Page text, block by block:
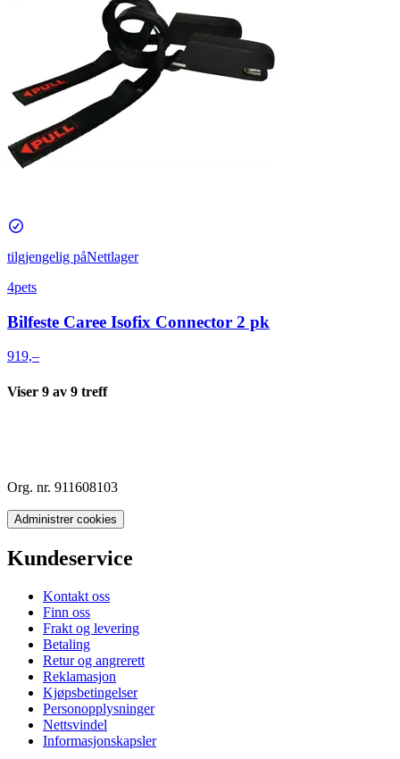
tilgjengelig påNettlager
4pets
Bilfeste Caree Isofix Connector 2 pk
919,–
Viser 9 av 9 treff
Org. nr. 911608103
Administrer cookies
Kundeservice
Kontakt oss
Finn oss
Frakt og levering
Betaling
Retur og angrerett
Reklamasjon
Kjøpsbetingelser
Personopplysninger
Nettsvindel
Informasjonskapsler